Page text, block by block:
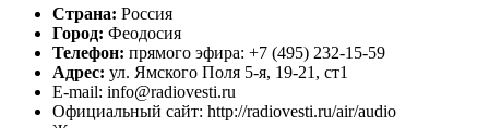
Страна: Россия
Город: Феодосия
Телефон: прямого эфира: +7 (495) 232-15-59
Адрес: ул. Ямского Поля 5-я, 19-21, ст1
E-mail: info@radiovesti.ru
Официальный сайт: http://radiovesti.ru/air/audio